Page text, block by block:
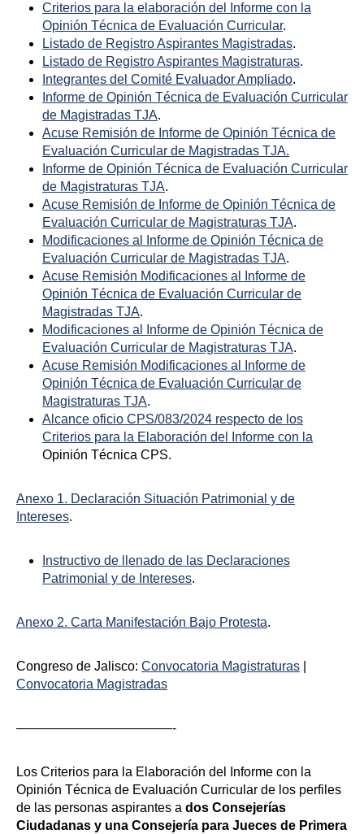
Criterios para la elaboración del Informe con la
Opinión Técnica de Evaluación Curricular.
Listado de Registro Aspirantes Magistradas.
Listado de Registro Aspirantes Magistraturas.
Integrantes del Comité Evaluador Ampliado.
Informe de Opinión Técnica de Evaluación Curricular
de Magistradas TJA.
Acuse Remisión de Informe de Opinión Técnica de
Evaluación Curricular de Magistradas TJA.
Informe de Opinión Técnica de Evaluación Curricular
de Magistraturas TJA.
Acuse Remisión de Informe de Opinión Técnica de
Evaluación Curricular de Magistraturas TJA.
Modificaciones al Informe de Opinión Técnica de
Evaluación Curricular de Magistradas TJA.
Acuse Remisión Modificaciones al Informe de
Opinión Técnica de Evaluación Curricular de
Magistradas TJA.
Modificaciones al Informe de Opinión Técnica de
Evaluación Curricular de Magistraturas TJA.
Acuse Remisión Modificaciones al Informe de
Opinión Técnica de Evaluación Curricular de
Magistraturas TJA.
Alcance oficio CPS/083/2024 respecto de los
Criterios para la Elaboración del Informe con la
Opinión Técnica CPS.
Anexo 1. Declaración Situación Patrimonial y de
Intereses.
Instructivo de llenado de las Declaraciones
Patrimonial y de Intereses.
Anexo 2. Carta Manifestación Bajo Protesta.
Congreso de Jalisco: Convocatoria Magistraturas
Convocatoria Magistradas
————————————-
Los Criterios para la Elaboración del Informe con la
Opinión Técnica de Evaluación Curricular de los perfiles
de las personas aspirantes a dos Consejerías
Ciudadanas y una Consejería para Jueces de Primera